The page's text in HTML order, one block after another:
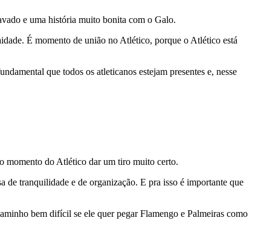
e uma história muito bonita com o Galo.
É momento de união no Atlético, porque o Atlético está
que todos os atleticanos estejam presentes e, nesse
momento do Atlético dar um tiro muito certo.
de tranquilidade e de organização. E pra isso é importante que
bem difícil se ele quer pegar Flamengo e Palmeiras como